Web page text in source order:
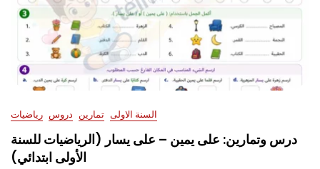
السنة الاولى تمارين دروس رياضيات
درس وتمارين: على يمين – على يسار (الرياضيات للسنة
الأولى ابتدائي)